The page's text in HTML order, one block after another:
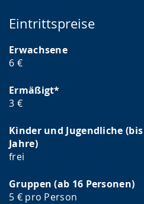
Eintrittspreise
Erwachsene
6 €
Ermäßigt*
3 €
Kinder und Jugendliche
Jahre)
frei
Gruppen (ab 16 Personen)
5 € pro Person